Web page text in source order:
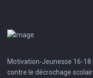
Motivation-Jeunesse 16-
contre le décrochage